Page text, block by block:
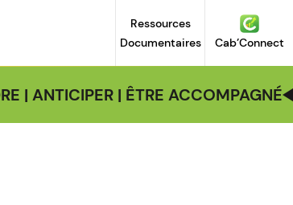
Ressources
Documentaires
Cab’Connect
| ANTICIPER | ÊTRE ACCOMPAGNÉ